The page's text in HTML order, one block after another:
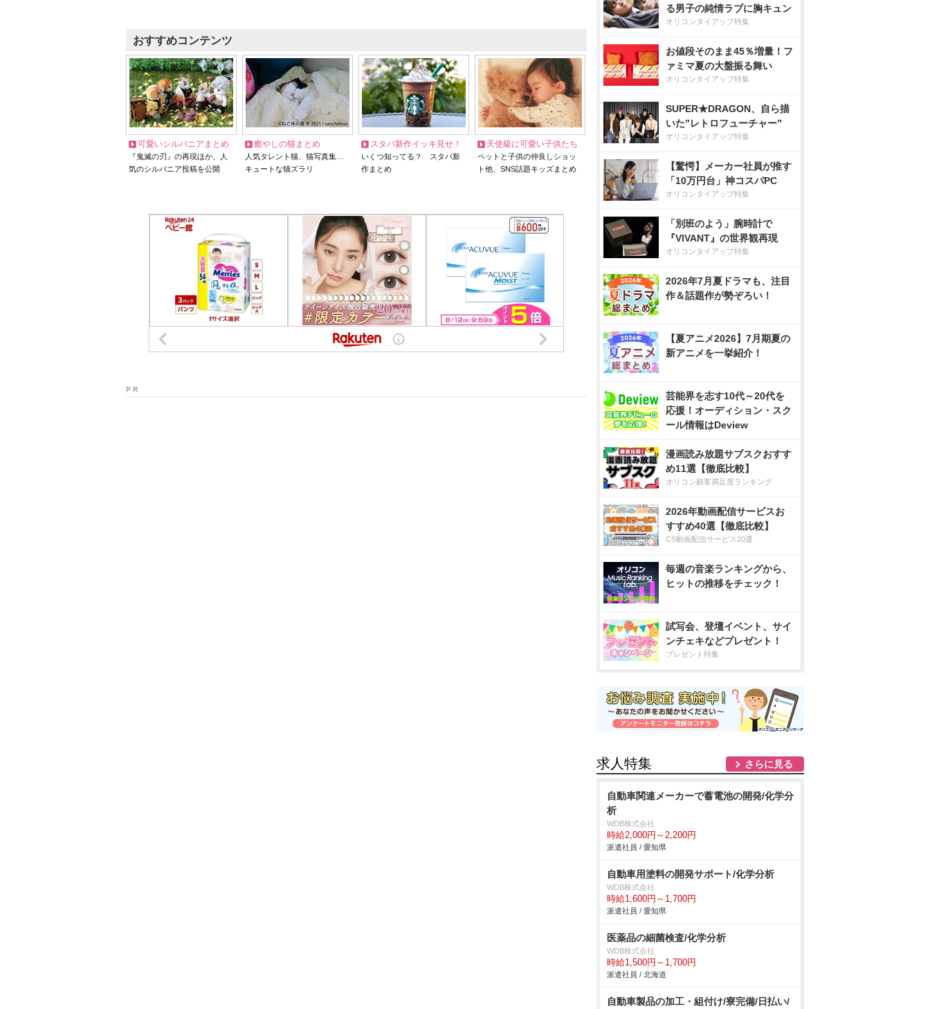
おすすめコンテンツ
可愛いシルバニアまとめ
『鬼滅の刃』の再現ほか、人
気のシルバニア投稿を公開
癒やしの猫まとめ
人気タレント猫、猫写真集…
キュートな猫ズラリ
スタバ新作イッキ見せ！
いくつ知ってる？ スタバ新
作まとめ
天使級に可愛い子供たち
ペットと子供の仲良しショッ
ト他、SNS話題キッズまとめ
P R
る男子の純情ラブに胸キュン
オリコンタイアップ特集
お値段そのまま45％増量！フ
ァミマ夏の大盤振る舞い
オリコンタイアップ特集
SUPER★DRAGON、自ら描
いた”レトロフューチャー”
オリコンタイアップ特集
【驚愕】メーカー社員が推す
「10万円台」神コスパPC
オリコンタイアップ特集
「別班のよう」腕時計で
『VIVANT』の世界観再現
オリコンタイアップ特集
2026年7月夏ドラマも、注目
作＆話題作が勢ぞろい！
【夏アニメ2026】7月期夏の
新アニメを一挙紹介！
芸能界を志す10代～20代を
応援！オーディション・スク
ール情報はDeview
漫画読み放題サブスクおすす
め11選【徹底比較】
オリコン顧客満足度ランキング
2026年動画配信サービスお
すすめ40選【徹底比較】
CS動画配信サービス20選
毎週の音楽ランキングから、
ヒットの推移をチェック！
試写会、登壇イベント、サイ
ンチェキなどプレゼント！
プレゼント特集
求人特集 さらに見る
自動車関連メーカーで蓄電池の開発/化学分
析
WDB株式会社
時給2,000円～2,200円
派遣社員 / 愛知県
自動車用塗料の開発サポート/化学分析
WDB株式会社
時給1,600円～1,700円
派遣社員 / 愛知県
医薬品の細菌検査/化学分析
WDB株式会社
時給1,500円～1,700円
派遣社員 / 北海道
自動車製品の加工・組付け/寮完備/日払い/